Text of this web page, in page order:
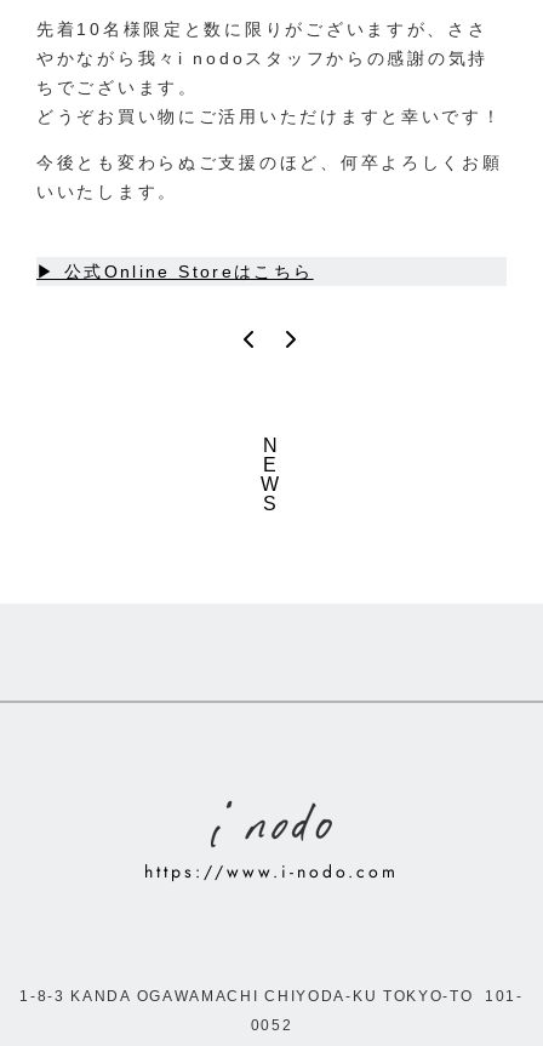
先着10名様限定と数に限りがございますが、ささ
やかながら我々i nodoスタッフからの感謝の気持
ちでございます。
どうぞお買い物にご活用いただけますと幸いです！
今後とも変わらぬご支援のほど、何卒よろしくお願
いいたします。
▶︎ 公式Online Storeはこちら
N
E
W
S
https://www.i-nodo.com
1-8-3 KANDA OGAWAMACHI CHIYODA-KU TOKYO-TO 101-
0052